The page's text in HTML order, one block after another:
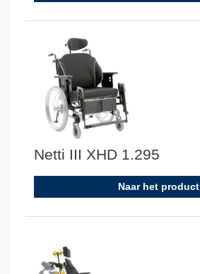
Netti III XHD 1.295
Naar het product